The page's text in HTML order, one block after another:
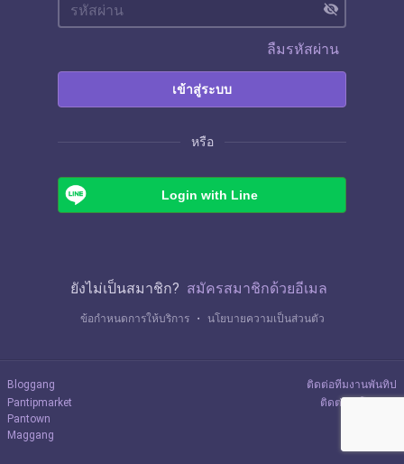
visibility_off
ลืมรหัสผ่าน
เข้าสู่ระบบ
หรือ
Login with Line
ยังไม่เป็นสมาชิก? สมัครสมาชิกด้วยอีเมล
ข้อกำหนดการให้บริการ ・ นโยบายความเป็นส่วนตัว
Bloggang
Pantipmarket
Pantown
Maggang
ติดต่อทีมงานพันทิป
ติดต่อลงโฆษณา